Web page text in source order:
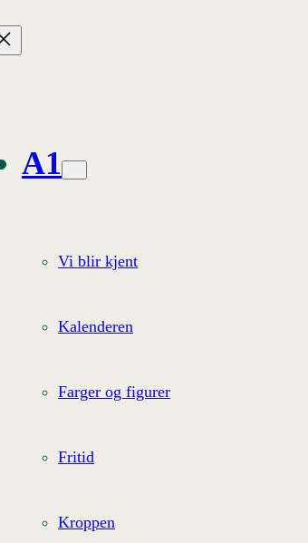
A1
Vi blir kjent
Kalenderen
Farger og figurer
Fritid
Kroppen